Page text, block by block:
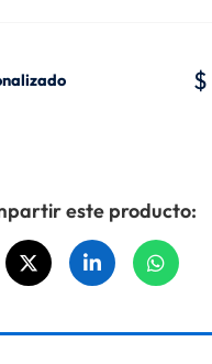
$
este producto: